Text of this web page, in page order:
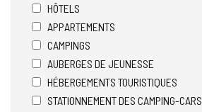
HÔTELS
APPARTEMENTS
CAMPINGS
AUBERGES DE JEUNESSE
HÉBERGEMENTS TOURISTIQUES
STATIONNEMENT DES CAMPING-CARS